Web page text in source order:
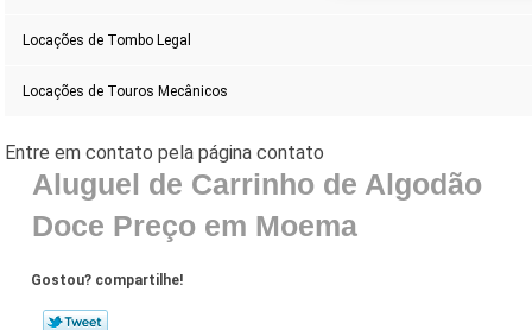
Locações de Tombo Legal
Locações de Touros Mecânicos
Aluguel de Carrinho de Algodão
Doce Preço em Moema
Gostou? compartilhe!